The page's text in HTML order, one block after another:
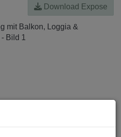
Download Expose